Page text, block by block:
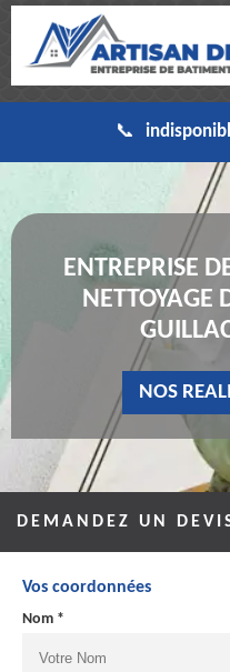
ENTREPRISE
NETTOYAGE
NOS
DEMANDEZ UN
Vos coordonnées
Nom *